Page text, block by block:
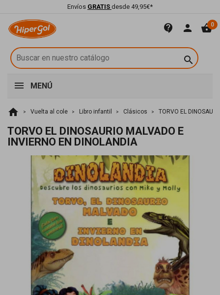
Envíos GRATIS desde 49,95€*
contact_support person shopping_basket0

MENÚ
home Vuelta al cole Libro infantil Clásicos TORVO EL
TORVO EL DINOSAURIO MALVADO E
INVIERNO EN DINOLANDIA